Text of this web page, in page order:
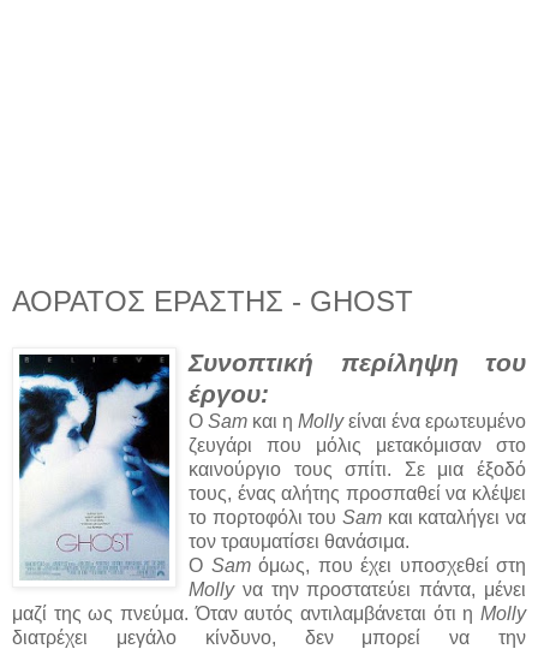
ΑΟΡΑΤΟΣ ΕΡΑΣΤΗΣ - GHOST
Συνοπτική περίληψη του
έργου:
Ο Sam και η Mollyείναι ένα ερωτευμένο
ζευγάρι που μόλις μετακόμισαν στο
καινούργιο τους σπίτι. Σε μια έξοδό
τους, ένας αλήτης προσπαθεί να κλέψει
το πορτοφόλι του Sam και καταλήγει να
τον τραυματίσει θανάσιμα.
Ο Samόμως, που έχει υποσχεθεί στη
Molly να την προστατεύει πάντα, μένει
μαζί της ως πνεύμα. Όταν αυτός αντιλαμβάνεται ότι η Molly
διατρέχει μεγάλο κίνδυνο, δεν μπορεί να την